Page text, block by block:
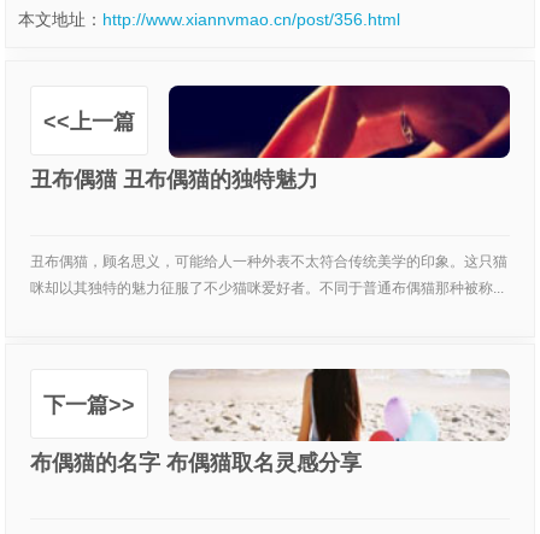
本文地址： http://www.xiannvmao.cn/post/356.html
<<上一篇
丑布偶猫 丑布偶猫的独特魅力
丑布偶猫，顾名思义，可能给人一种外表不太符合传统美学的印象。这只猫
咪却以其独特的魅力征服了不少猫咪爱好者。不同于普通布偶猫那种被称...
下一篇>>
布偶猫的名字 布偶猫取名灵感分享